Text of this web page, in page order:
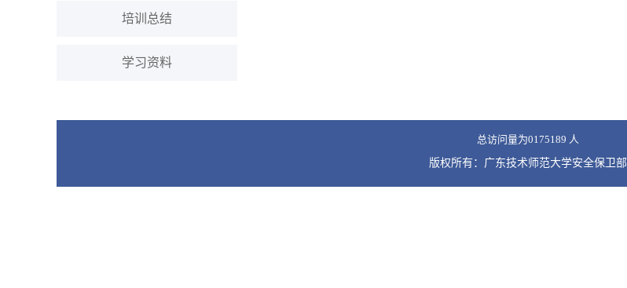
培训总结
学习资料
总访问量为0175189 人
版权所有：广东技术师范大学安全保卫部